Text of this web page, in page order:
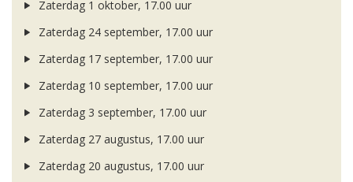
Zaterdag 1 oktober, 17.00 uur
Zaterdag 24 september, 17.00 uur
Zaterdag 17 september, 17.00 uur
Zaterdag 10 september, 17.00 uur
Zaterdag 3 september, 17.00 uur
Zaterdag 27 augustus, 17.00 uur
Zaterdag 20 augustus, 17.00 uur